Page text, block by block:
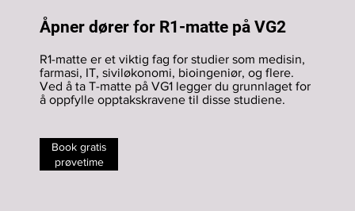
Åpner dører for R1-matte på VG2
R1-matte er et viktig fag for studier som medisin,
farmasi, IT, siviløkonomi, bioingeniør, og flere.
Ved å ta T-matte på VG1 legger du grunnlaget for
å oppfylle opptakskravene til disse studiene.
Book gratis
prøvetime